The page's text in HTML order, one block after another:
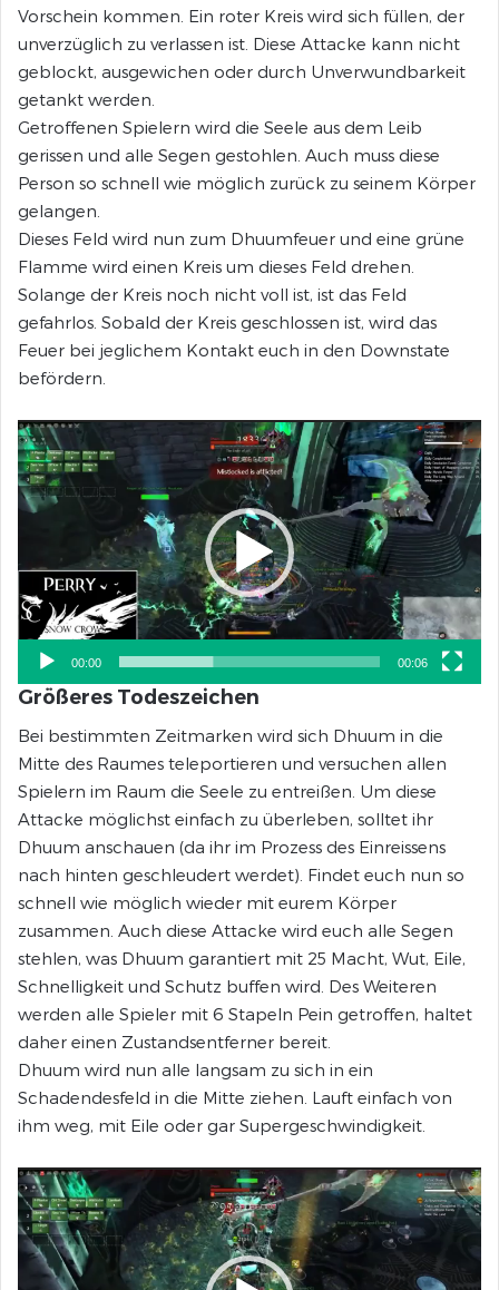
Vorschein kommen. Ein roter Kreis wird sich füllen, der
unverzüglich zu verlassen ist. Diese Attacke kann nicht
geblockt, ausgewichen oder durch Unverwundbarkeit
getankt werden.
Getroffenen Spielern wird die Seele aus dem Leib
gerissen und alle Segen gestohlen. Auch muss diese
Person so schnell wie möglich zurück zu seinem Körper
gelangen.
Dieses Feld wird nun zum Dhuumfeuer und eine grüne
Flamme wird einen Kreis um dieses Feld drehen.
Solange der Kreis noch nicht voll ist, ist das Feld
gefahrlos. Sobald der Kreis geschlossen ist, wird das
Feuer bei jeglichem Kontakt euch in den Downstate
befördern.
Video-
Player
00:00 00:06
Größeres Todeszeichen
Bei bestimmten Zeitmarken wird sich Dhuum in die
Mitte des Raumes teleportieren und versuchen allen
Spielern im Raum die Seele zu entreißen. Um diese
Attacke möglichst einfach zu überleben, solltet ihr
Dhuum anschauen (da ihr im Prozess des Einreissens
nach hinten geschleudert werdet). Findet euch nun so
schnell wie möglich wieder mit eurem Körper
zusammen. Auch diese Attacke wird euch alle Segen
stehlen, was Dhuum garantiert mit 25 Macht, Wut, Eile,
Schnelligkeit und Schutz buffen wird. Des Weiteren
werden alle Spieler mit 6 Stapeln Pein getroffen, haltet
daher einen Zustandsentferner bereit.
Dhuum wird nun alle langsam zu sich in ein
Schadendesfeld in die Mitte ziehen. Lauft einfach von
ihm weg, mit Eile oder gar Supergeschwindigkeit.
Video-
Player